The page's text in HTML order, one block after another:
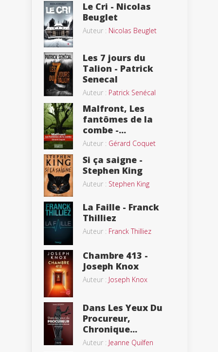
Le Cri - Nicolas
Beuglet
Auteur : Nicolas Beuglet
Les 7 jours du
Talion - Patrick
Senecal
Auteur : Patrick Senécal
Malfront, Les
fantômes de la
combe -...
Auteur : Gérard Coquet
Si ça saigne -
Stephen King
Auteur : Stephen King
La Faille - Franck
Thilliez
Auteur : Franck Thilliez
Chambre 413 -
Joseph Knox
Auteur : Joseph Knox
Dans Les Yeux Du
Procureur,
Chronique...
Auteur : Jeanne Quilfen